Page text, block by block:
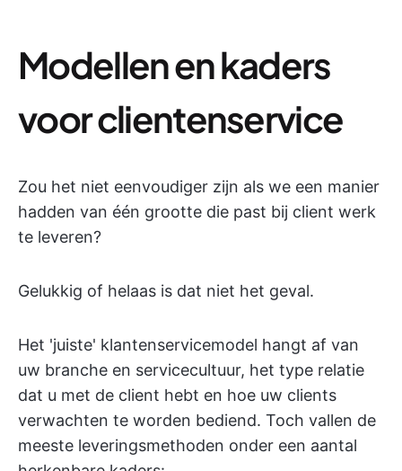
Modellen en kaders
voor clientenservice
Zou het niet eenvoudiger zijn als we een manier
hadden van één grootte die past bij client werk
te leveren?
Gelukkig of helaas is dat niet het geval.
Het 'juiste' klantenservicemodel hangt af van
uw branche en servicecultuur, het type relatie
dat u met de client hebt en hoe uw clients
verwachten te worden bediend. Toch vallen de
meeste leveringsmethoden onder een aantal